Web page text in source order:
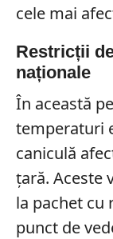
cele mai
Restricții
naționale
În această
temperaturi
caniculă
țară. Aceste
la pachet cu
punct de